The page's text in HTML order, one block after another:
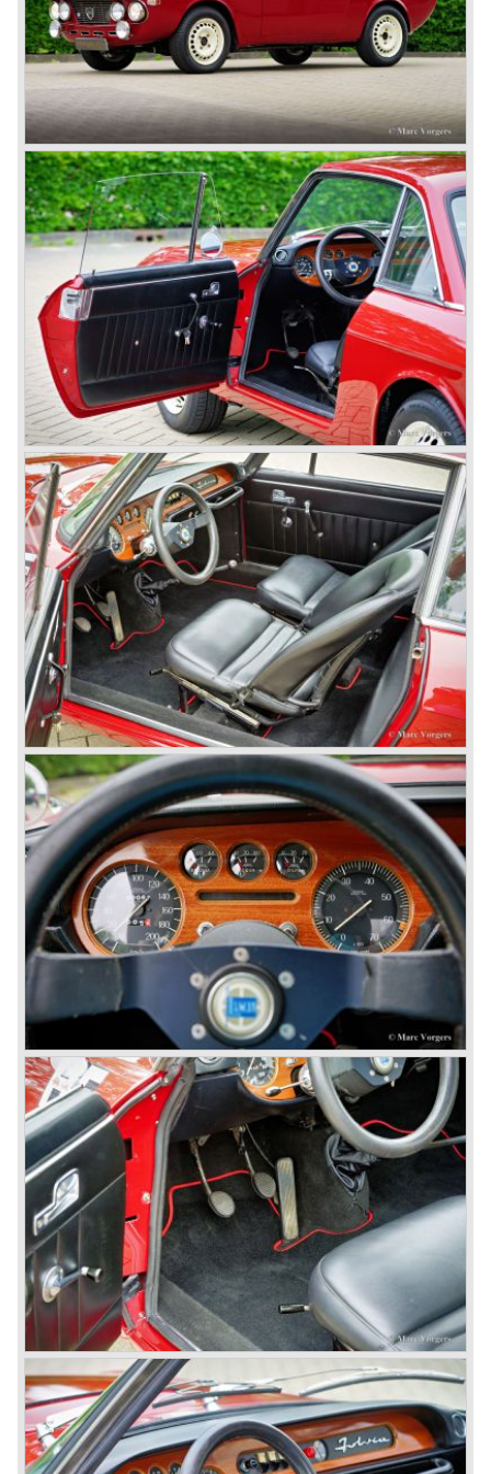
Lancia Lambda) with the presentation of the beautiful
Lancia Aprilia.
The Lancia Aprilia featured independent suspension all
round (!), hydraulic brakes (!), drum brakes placed near to
the differential at the rear (!) and an aluminium V4 engine
(!).
Next to designing and producing road cars Lancia was
also very involved in building racing cars... Lancia racing
cars were very often fitted with new innovative
constructions which had to prove their value on the racing
track.
Amongst others the famous racecar driver Emmanuel
Fangio drove for Lancia in the fifties of the twentieth
century. He also drove the Pan America race in 1953.
In fifties of the twentieth century Lancia built it's most
beautiful automobiles ever. These cars were far ahead of
the competition with their unitary bodywork structure, V4
and V6 engines with overhead camshafts and all the
innovations Lancia developed for the succeeding models.
The Lancia Appia Series 1 and II (1953-1959) was a
beautifully designed compact car which was mechanically
less complex than the other contemporary Lancia models.
Between 1956 and 1962 various stunning specials were
built, by Pinin Farina, Zagato and Vignale, based on the
Appia.
In the year 1950 the Lancia Aurelia was presented to the
public. The Aurelia was available as saloon model (B10,
B21, B22, B12), from 1953 also as 2+2 coupe model
(B20-2500 GT), and from 1954 as Spider and Convertible
models (B24).
The Aurelia B20-2500 GT and the Aurelia B20 Spider are
the absolute highlights in the Lancia history and both were
designed by Pinin Farina!
The Aurelia series was succeeded by the Lancia Flaminia
series in the year 1957.
With the Flaminia series Lancia introduced a very
luxurious automobile in the top range. The Flaminia was
another Lancia showcase of innovation and the cars
featured beautiful designs. Because of the expensive
technical and mechanical components the Lancia Flaminia
was a very expensive automobile.
The Lancia Flaminia series featured: independent
suspension all round, De Dion rear axle with integrated
gearbox (transaxle), disc brakes all round and an
aluminium 2775 cc. V6 engine. We identify the following
Lancia Flaminia models:
The Flaminia Berlina (1957-1970), the Lancia Flaminia
Coupe (1958-1967), the Lancia Flaminia GT/ GTL (1958-
1967) and the Lancia Flaminia Sport and Super sport
Zagato (1958-1967)
All Flaminia models together a little over 10.000 were ever
In the year 1960 a new model was born; the Lancia Flavia.
The Lancia Flavia was positioned between the Lancia
Appia and the Lancia Flaminia model series. With the
presentation of the Flavia model series Lancia introduced
it's first front wheel drive car. The decision to use front
wheel drive was made from economic point of view; the
construction could be built less complex and considerably
cheaper. The Flavia was also fitted with a less complex
beam rear axle. The brake system was state-of-art again;
disks all round with a dual circuit brake system. In 1965
fuel injection was introduced for the Flavia model series.
We identify the following Lancia Flavia Models:
Lancia Flavia Berlina (1960-1966), the Lancia Flavia
Coupe (1962-1968), the Lancia Flavia Convertible (1962-
1969) and the Lancia Flavia Sport Zagato (1963-1967).
In the year 1969 the financial position of Lancia was very
bad. The expensive, advanced automobiles generated not
enough profit to survive, there was no chance Lancia
would survive on it's own so the make was taken over by
FIAT.
In the year 1969 the Lancia Flavia Berlina and Coupe
became available with slightly redesigned bodywork and a